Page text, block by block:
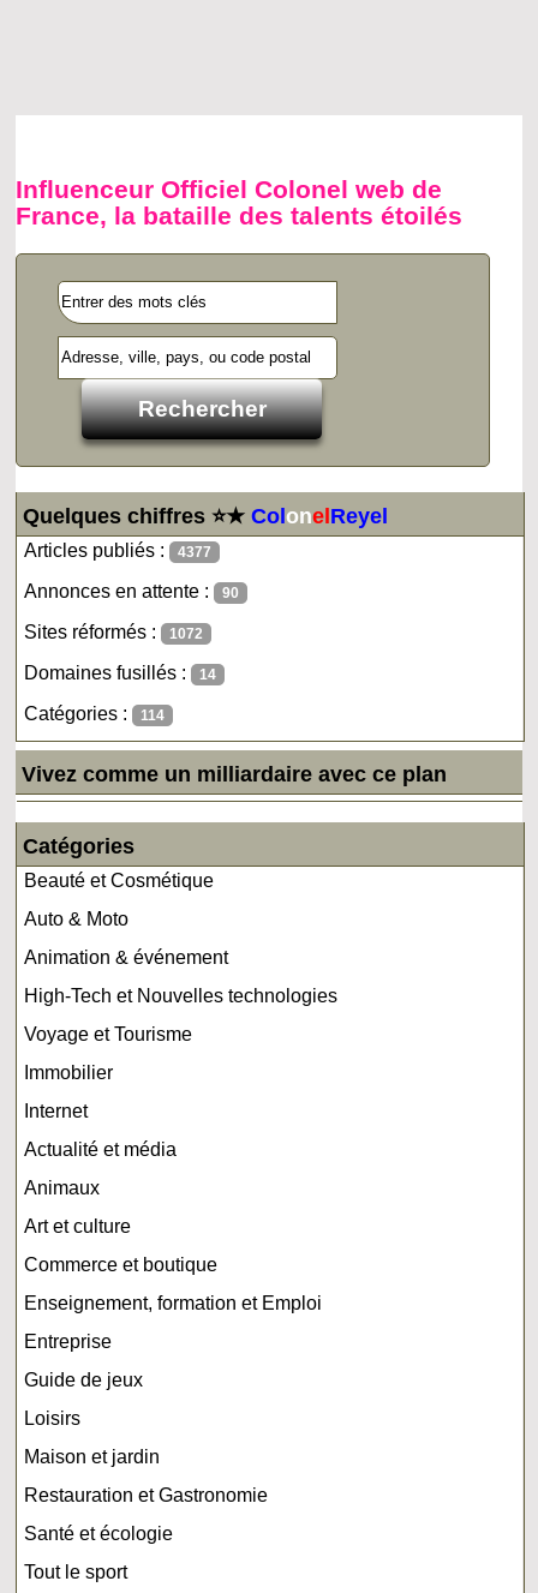
Influenceur Officiel Colonel web de
France, la bataille des talents étoilés
Quelques chiffres ⭐★ColonelReyel
Articles publiés : 4377
Annonces en attente : 90
Sites réformés : 1072
Domaines fusillés : 14
Catégories : 114
Vivez comme un milliardaire avec ce plan
Catégories
Beauté et Cosmétique
Auto & Moto
Animation & événement
High-Tech et Nouvelles technologies
Voyage et Tourisme
Immobilier
Internet
Actualité et média
Animaux
Art et culture
Commerce et boutique
Enseignement, formation et Emploi
Entreprise
Guide de jeux
Loisirs
Maison et jardin
Restauration et Gastronomie
Santé et écologie
Tout le sport